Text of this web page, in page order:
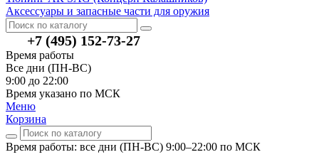
Аксессуары и запасные части для оружия
+7 (495) 152-73-27
Время работы
Все дни (ПН-ВС)
9:00 до 22:00
Время указано по МСК
Меню
Корзина
Время работы: все дни (ПН-ВС) 9:00–22:00 по МСК